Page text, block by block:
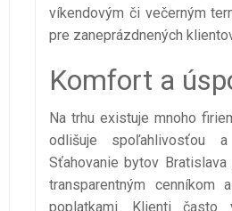
víkendovým či večerným
pre zaneprázdnených
Komfort a
Na trhu existuje mnoho
odlišuje spoľahlivosťou
Sťahovanie bytov
transparentným cenníkom
poplatkami. Klienti často